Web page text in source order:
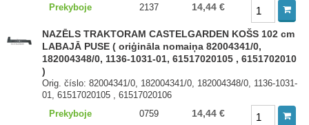
Prekyboje
2137 14,44 €
NAZĒLS TRAKTORAM CASTELGARDEN KOŠS 102 cm
LABAJĀ PUSE ( oriģināla nomaiņa 82004341/0,
182004348/0, 1136-1031-01, 61517020105 , 6151702010
)
Orig. číslo: 82004341/0, 182004341/0, 182004348/0, 1136-1031-
01, 61517020105 , 61517020106
Prekyboje
0759 14,44 €